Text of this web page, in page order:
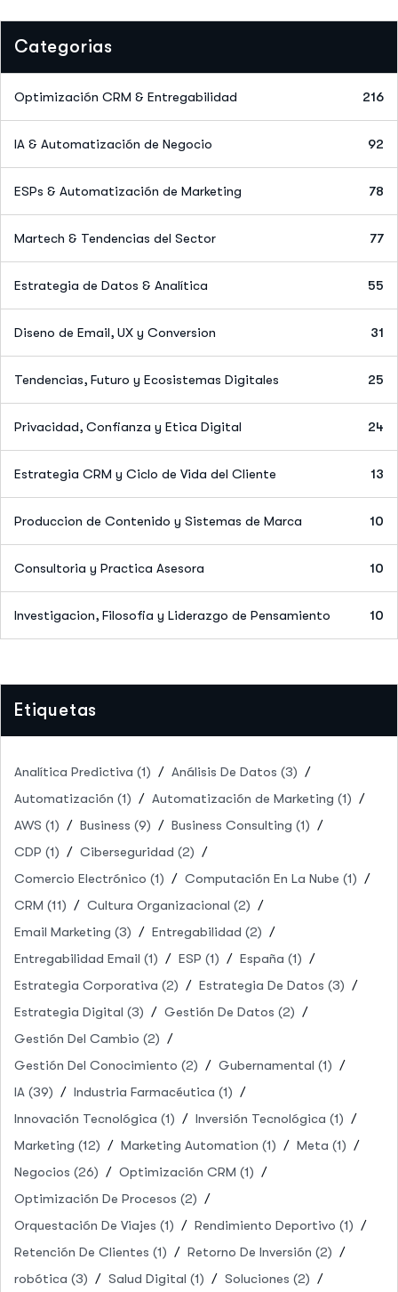
Categorias
Optimización CRM & Entregabilidad 216
IA & Automatización de Negocio 92
ESPs & Automatización de Marketing 78
Martech & Tendencias del Sector 77
Estrategia de Datos & Analítica 55
Diseno de Email, UX y Conversion 31
Tendencias, Futuro y Ecosistemas Digitales 25
Privacidad, Confianza y Etica Digital 24
Estrategia CRM y Ciclo de Vida del Cliente 13
Produccion de Contenido y Sistemas de Marca 10
Consultoria y Practica Asesora 10
Investigacion, Filosofia y Liderazgo de Pensamiento 10
Etiquetas
Analítica Predictiva (1) Análisis De Datos (3)
Automatización (1) Automatización de Marketing (1)
AWS (1) Business (9) Business Consulting (1)
CDP (1) Ciberseguridad (2)
Comercio Electrónico (1) Computación En La Nube (1)
CRM (11) Cultura Organizacional (2)
Email Marketing (3) Entregabilidad (2)
Entregabilidad Email (1) ESP (1) España (1)
Estrategia Corporativa (2) Estrategia De Datos (3)
Estrategia Digital (3) Gestión De Datos (2)
Gestión Del Cambio (2)
Gestión Del Conocimiento (2) Gubernamental (1)
IA (39) Industria Farmacéutica (1)
Innovación Tecnológica (1) Inversión Tecnológica (1)
Marketing (12) Marketing Automation (1) Meta (1)
Negocios (26) Optimización CRM (1)
Optimización De Procesos (2)
Orquestación De Viajes (1) Rendimiento Deportivo (1)
Retención De Clientes (1) Retorno De Inversión (2)
robótica (3) Salud Digital (1) Soluciones (2)